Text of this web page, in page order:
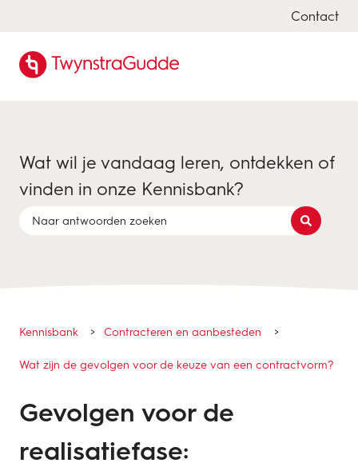
Contact
Wat wil je vandaag leren, ontdekken of
vinden in onze Kennisbank?
Kennisbank Contracteren en aanbesteden
Wat zijn de gevolgen voor de keuze van een contractvorm?
Gevolgen voor de
realisatiefase: